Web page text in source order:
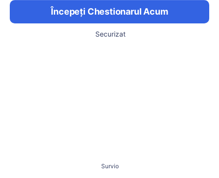
Începeți Chestionarul Acum
Securizat
Survio